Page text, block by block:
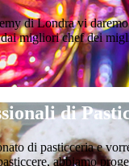
di Londra vi
dai migliori chef dei
di
di pasticceria e
abbiamo